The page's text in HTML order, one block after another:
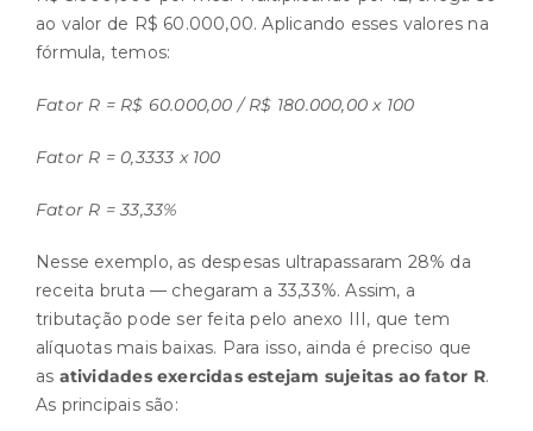
ao valor de R$ 60.000,00. Aplicando esses valores na
fórmula, temos:
Fator R = R$ 60.000,00 / R$ 180.000,00 x 100
Fator R = 0,3333 x 100
Fator R = 33,33%
Nesse exemplo, as despesas ultrapassaram 28% da
receita bruta — chegaram a 33,33%. Assim, a
tributação pode ser feita pelo anexo III, que tem
alíquotas mais baixas. Para isso, ainda é preciso que
as atividades exercidas estejam sujeitas ao fator R.
As principais são: